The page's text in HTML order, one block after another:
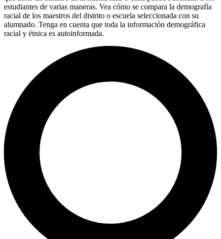
estudiantes de varias maneras. Vea cómo se compara la demografía
racial de los maestros del distrito o escuela seleccionada con su
alumnado. Tenga en cuenta que toda la información demográfica
racial y étnica es autoinformada.